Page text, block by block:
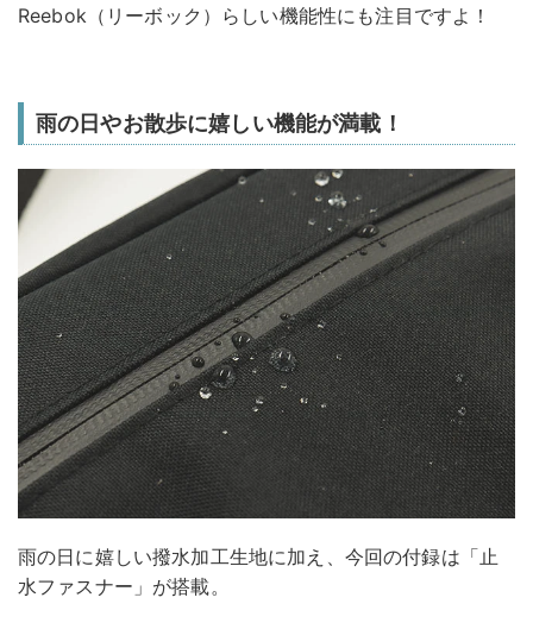
Reebok（リーボック）らしい機能性にも注目ですよ！
雨の日やお散歩に嬉しい機能が満載！
雨の日に嬉しい撥水加工生地に加え、今回の付録は「止
水ファスナー」が搭載。